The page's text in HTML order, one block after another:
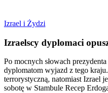
Izrael i Żydzi
Izraelscy dyplomaci
Po mocnych słowach
dyplomatom wyjazd z tego
terrorystyczną, natomiast Izrael
sobotę w Stambule Recep